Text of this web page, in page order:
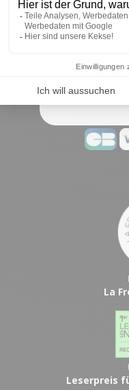
Spezialist
La
Leserpreis